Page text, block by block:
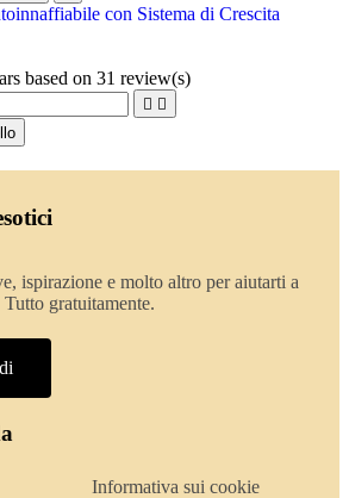
con Sistema di Crescita
based on31 review(s)
 
ispirazione e molto altro per aiutarti a
gratuitamente.
Informativa sui cookie